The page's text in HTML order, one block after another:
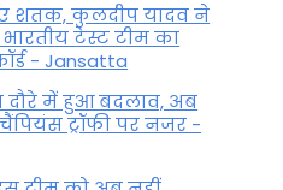
शतक, कुलदीप यादव ने
टेस्ट टीम का
- Jansatta
दौरे में हुआ बदलाव, अब
ट्रॉफी पर नजर -